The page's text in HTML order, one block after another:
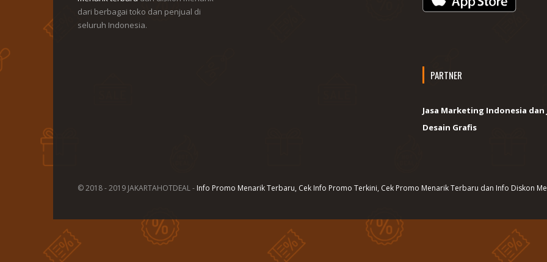
dari berbagai toko dan penjual di
seluruh Indonesia.
PARTNER
Jasa Marketing Indonesia dan
Desain Grafis
© 2018 - 2019 JAKARTAHOTDEAL - Info Promo Menarik Terbaru, Cek Info Promo Terkini, Cek Promo Menarik Terbaru dan Info Diskon